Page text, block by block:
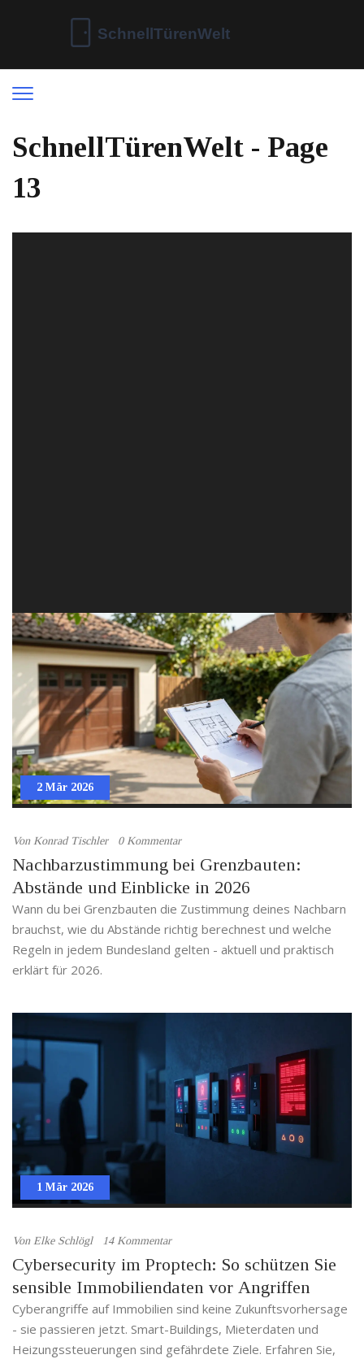
SchnellTürenWelt - Page
13
2 Mär 2026
Von Konrad Tischler 0 Kommentar
Nachbarzustimmung bei Grenzbauten:
Abstände und Einblicke in 2026
Wann du bei Grenzbauten die Zustimmung deines Nachbarn
brauchst, wie du Abstände richtig berechnest und welche
Regeln in jedem Bundesland gelten - aktuell und praktisch
erklärt für 2026.
1 Mär 2026
Von Elke Schlögl 14 Kommentar
Cybersecurity im Proptech: So schützen Sie
sensible Immobiliendaten vor Angriffen
Cyberangriffe auf Immobilien sind keine Zukunftsvorhersage
- sie passieren jetzt. Smart-Buildings, Mieterdaten und
Heizungssteuerungen sind gefährdete Ziele. Erfahren Sie,